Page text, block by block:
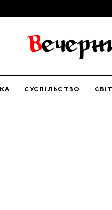
СУСПІЛЬСТВО СВІТ